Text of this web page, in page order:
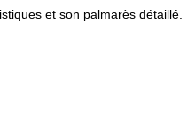
et son palmarès détaillé.